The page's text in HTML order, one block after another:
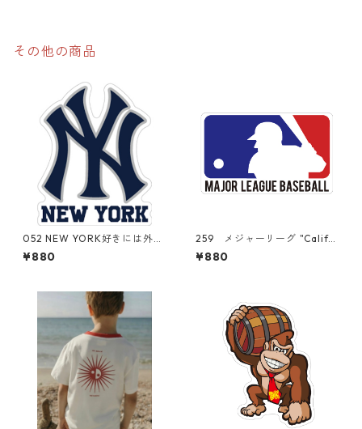
その他の商品
052 NEW YORK好きには外せ
ない "California Market Cen
ter" アメリカンステッカ
¥880
259 メジャーリーグ "Califor
nia Market Center" アメリ
カンステッカー スーツケー
¥880